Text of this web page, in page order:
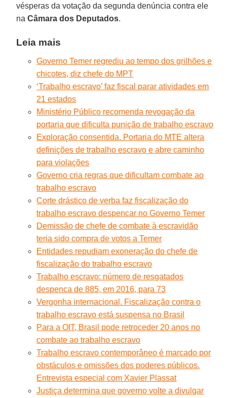
vésperas da votação da segunda denúncia contra ele
naCâmara dos Deputados.
Leia mais
Governo Temer regrediu ao tempo dos grilhões e
chicotes, diz chefe do MPT
‘Trabalho escravo’ faz fiscal parar atividades em
21 estados
Ministério Público recomenda revogação da
portaria que dificulta punição de trabalho escravo
Exploração consentida. Portaria do MTE altera
definições de trabalho escravo e abre caminho
para violações
Governo cria regras que dificultam combate ao
trabalho escravo
Corte drástico de verba faz fiscalização do
trabalho escravo despencar no Governo Temer
Demissão de chefe de combate à escravidão
teria sido compra de votos a Temer
Entidades repudiam exoneração do chefe de
fiscalização do trabalho escravo
Trabalho escravo: número de resgatados
despenca de 885, em 2016, para 73
Vergonha internacional. Fiscalização contra o
trabalho escravo está suspensa no Brasil
Para a OIT, Brasil pode retroceder 20 anos no
combate ao trabalho escravo
Trabalho escravo contemporâneo é marcado por
obstáculos e omissões dos poderes públicos.
Entrevista especial com Xavier Plassat
Justiça determina que governo volte a divulgar